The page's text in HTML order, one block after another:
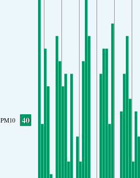
PM10 40